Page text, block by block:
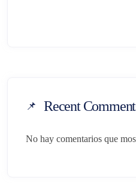
Recent
No hay comentarios que